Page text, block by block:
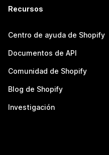
Recursos
Centro de ayuda de Shopify
Documentos de API
Comunidad de Shopify
Blog de Shopify
Investigación